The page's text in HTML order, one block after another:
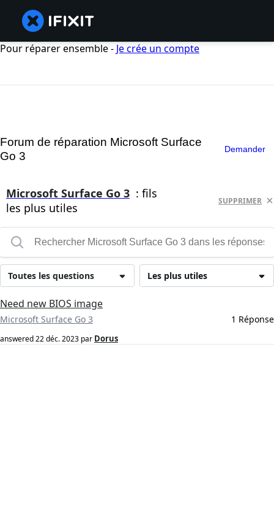
Pour réparer ensemble - Je crée un compte
Forum de réparation Microsoft Surface
Go 3
Demander
Microsoft Surface Go 3 : fils
les plus utiles
SUPPRIMER
Les plus utiles
Toutes les questions
Need new BIOS image
Microsoft Surface Go 3 1 Réponse
answered22 déc. 2023 par Dorus